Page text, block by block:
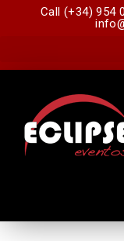
Call (+34) 954